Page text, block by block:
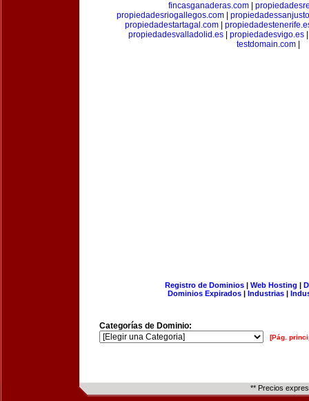
fincasganaderas.com|
propiedadesriogallegos.com|
propiedadestartagal.com|
propiedadesvalladolid.es
propiedadesvigo.es
testdomain.com
Registro de Dominios| Web Hosting |
Dominios Expirados | Industrias |
Categorías de Dominio:
[Pág.
** Precios